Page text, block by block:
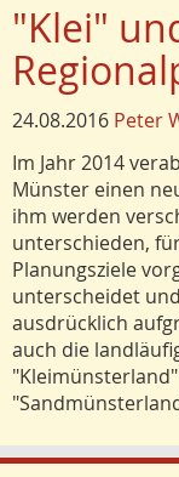
"Klei"
24.08.2016 Peter
Im Jahr 2014
Münster einen
ihm werden
unterschieden,
Planungsziele
unterscheidet
ausdrücklich
auch die